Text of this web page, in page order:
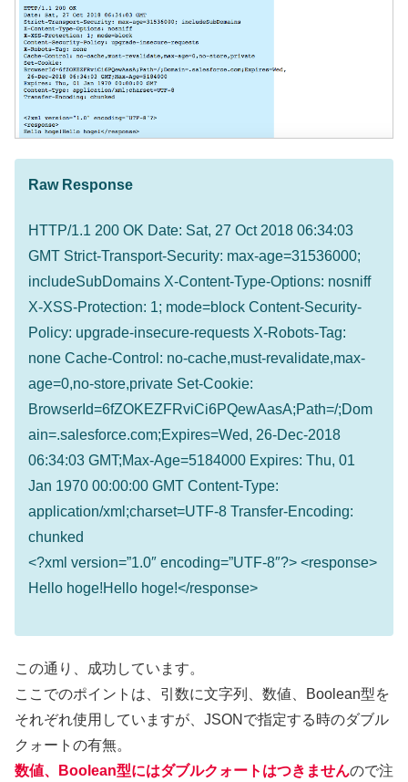
Raw Response
HTTP/1.1 200 OK Date: Sat, 27 Oct 2018 06:34:03
GMT Strict-Transport-Security: max-age=31536000;
includeSubDomains X-Content-Type-Options: nosniff
X-XSS-Protection: 1; mode=block Content-Security-
Policy: upgrade-insecure-requests X-Robots-Tag:
none Cache-Control: no-cache,must-revalidate,max-
age=0,no-store,private Set-Cookie:
BrowserId=6fZOKEZFRviCi6PQewAasA;Path=/;Dom
ain=.salesforce.com;Expires=Wed, 26-Dec-2018
06:34:03 GMT;Max-Age=5184000 Expires: Thu, 01
Jan 1970 00:00:00 GMT Content-Type:
application/xml;charset=UTF-8 Transfer-Encoding:
chunked
<?xml version=”1.0″ encoding=”UTF-8″?> <response>
Hello hoge!Hello hoge!</response>
この通り、成功しています。
ここでのポイントは、引数に文字列、数値、Boolean型を
それぞれ使用していますが、JSONで指定する時のダブル
クォートの有無。
数値、Boolean型にはダブルクォートはつきませんので注